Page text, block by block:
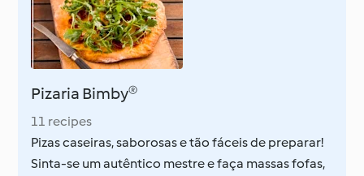
Pizaria Bimby®
11 recipes
Pizas caseiras, saborosas e tão fáceis de preparar!
Sinta-se um autêntico mestre e faça massas fofas,